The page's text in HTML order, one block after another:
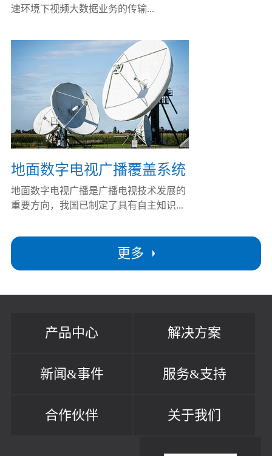
更多
速环境下视频大数据业务的传输...
地面数字电视广播覆盖系统
地面数字电视广播是广播电视技术发展的
重要方向，我国已制定了具有自主知识...
产品中心 解决方案
新闻&事件 服务&支持
合作伙伴 关于我们